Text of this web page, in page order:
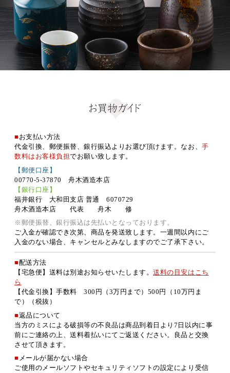
■ お支払い方法
代金引換、郵便振替、銀行振込よりお選び頂けます。なお、手
数料はお客様負担でお願い致します。
【郵便口座】
00770-5-37870 舟木酒造本店
【銀行口座】
福井銀行 大和田支店 普通 6070729
舟木酒造本店 代表 舟木 修
※郵便振替、銀行振込は先払いとなっております。
ご入金が確認でき次第、商品を発送致します。一週間以内にご
入金のない場合、キャンセルとみなしますのでご了承下さい。
■配送方法
【宅急便】送料は別途お知らせいたします。送料の目安はこち
ら
【代金引換】手数料 300円（3万円まで）500円（10万円ま
で）（税抜）
■返品について
当方のミスによる破損等の不良品は商品到着日より7日以内に事
前にご連絡の上、送料着払いにてご返送ください。良品と交換
させて頂きます。
■ メールが届かない場合
ご使用のメールソフトやセキュリティソフトの設定により受信